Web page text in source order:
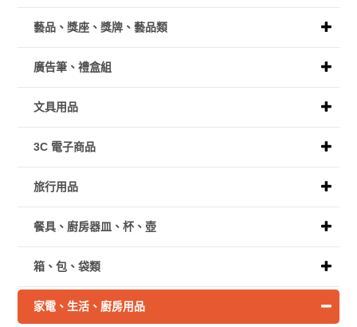
藝品、獎座、獎牌、藝品類
廣告筆、禮盒組
文具用品
3C 電子商品
旅行用品
餐具、廚房器皿、杯、壺
箱、包、袋類
家電、生活、廚房用品